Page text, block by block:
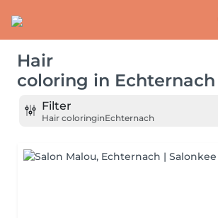
Hair
coloring in Echternach
Filter
Hair coloringinEchternach